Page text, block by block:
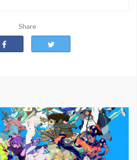
Share